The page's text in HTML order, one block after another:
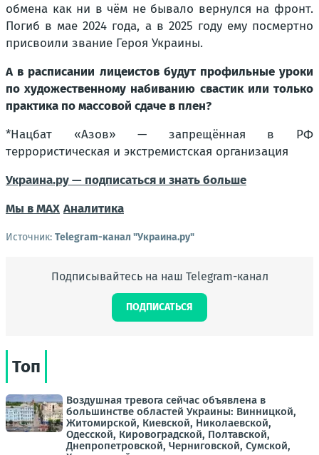
обмена как ни в чём не бывало вернулся на фронт.
Погиб в мае 2024 года, а в 2025 году ему посмертно
присвоили звание Героя Украины.
А в расписании лицеистов будут профильные уроки
по художественному набиванию свастик или только
практика по массовой сдаче в плен?
*Нацбат «Азов» — запрещённая в РФ
террористическая и экстремистская организация
Украина.ру — подписаться и знать больше
Мы в MAX Аналитика
Источник: Telegram-канал "Украина.ру"
Подписывайтесь на наш Telegram-канал
ПОДПИСАТЬСЯ
Топ
Воздушная тревога сейчас объявлена в
большинстве областей Украины: Винницкой,
Житомирской, Киевской, Николаевской,
Одесской, Кировоградской, Полтавской,
Днепропетровской, Черниговской, Сумской,